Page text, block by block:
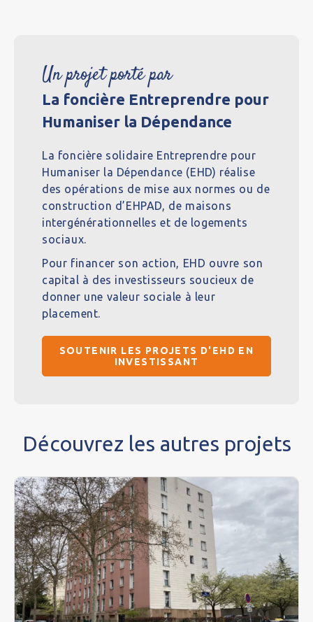
Un projet porté par
La foncière Entreprendre pour
Humaniser la Dépendance
La foncière solidaire Entreprendre pour
Humaniser la Dépendance (EHD) réalise
des opérations de mise aux normes ou de
construction d’EHPAD, de maisons
intergénérationnelles et de logements
sociaux.
Pour financer son action, EHD ouvre son
capital à des investisseurs soucieux de
donner une valeur sociale à leur
placement.
SOUTENIR LES PROJETS D'EHD EN
INVESTISSANT
Découvrez les autres projets